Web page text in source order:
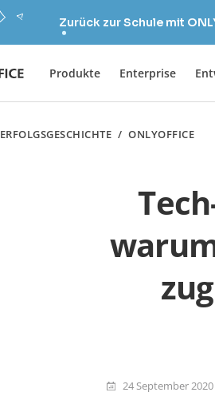
Zurück zur Schule mit
Produkte Enterprise
ERFOLGSGESCHICHTE /ONLYOFFICE
24 September 2020